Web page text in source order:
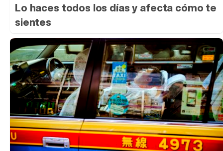
Lo haces todos los días y afecta cómo te
sientes